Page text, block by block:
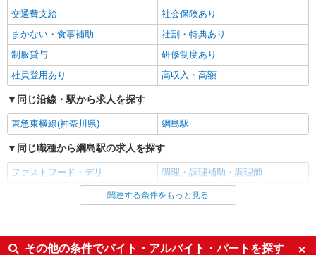
詳細を見る
交通費支給
社会保険あり
まかない・食事補助
社割・特典あり
制服貸与
研修制度あり
社員登用あり
高収入・高額
同じ沿線・駅から求人を探す
東急東横線(神奈川県) 綱島駅
同じ職種から綱島駅の求人を探す
ファストフード・デリ 調理・調理補助・調理師
同じ雇用形態から綱島駅の求人を探す
同じ特徴から綱島駅の求人を探す
関連する条件をもっと見る
その他の条件でバイト・アルバイト・パートを探す